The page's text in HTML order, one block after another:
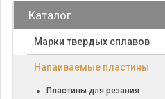
Каталог
Марки твердых сплавов
Напаиваемые пластины
Пластины для резания